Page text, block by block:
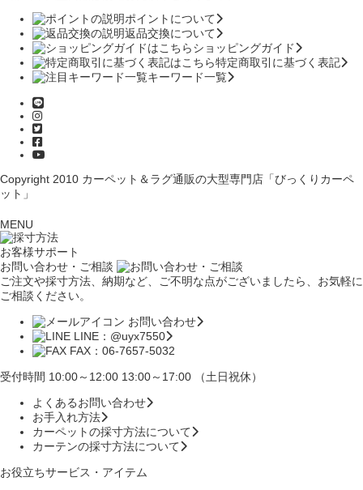
ポイントについて
返品交換について
ショッピングガイド
特定商取引に基づく表記
キーワード一覧
Copyright 2010 カーペット＆ラグ通販の大型専門店「びっくりカーペ
ット」
MENU
お客様サポート
お問い合わせ・ご相談
ご注文や採寸方法、納期など、ご不明な点がございましたら、お気軽に
ご相談ください。
お問い合わせ
LINE：@uyx7550
FAX：06-7657-5032
受付時間 10:00～12:00 13:00～17:00 （土日祝休）
よくあるお問い合わせ
お手入れ方法
カーペットの採寸方法について
カーテンの採寸方法について
お役立ちサービス・アイテム